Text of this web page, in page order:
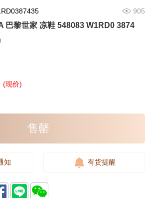
905
巴黎世家 凉鞋 548083 W1RD0 3874
(现价)
售罄
知 有货提醒